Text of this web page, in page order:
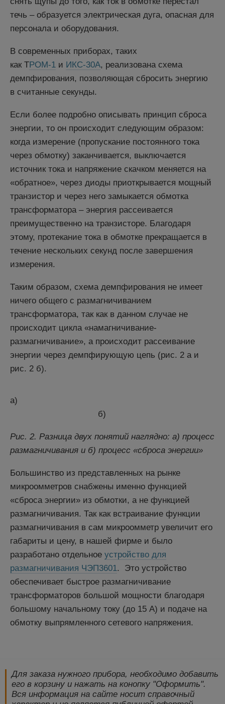
течь – образуется электрическая дуга, опасная для
персонала и оборудования.
В современных приборах, таких
как ТРОМ-1 и ИКС-30А, реализована схема
демпфирования, позволяющая сбросить энергию
в считанные секунды.
Если более подробно описывать принцип сброса
энергии, то он происходит следующим образом:
когда измерение (пропускание постоянного тока
через обмотку) заканчивается, выключается
источник тока и напряжение скачком меняется на
«обратное», через диоды приоткрывается мощный
транзистор и через него замыкается обмотка
трансформатора – энергия рассеивается
преимущественно на транзисторе. Благодаря
этому, протекание тока в обмотке прекращается в
течение нескольких секунд после завершения
измерения.
Таким образом, схема демпфирования не имеет
ничего общего с размагничиванием
трансформатора, так как в данном случае не
происходит цикла «намагничивание-
размагничивание», а происходит рассеивание
энергии через демпфирующую цепь (рис. 2 а и
рис. 2 б).
а)
б)
Рис. 2. Разница двух понятий наглядно: а) процесс
размагничивания и б) процесс «сброса энергии»
Большинство из представленных на рынке
микроомметров снабжены именно функцией
«сброса энергии» из обмотки, а не функцией
размагничивания. Так как встраивание функции
размагничивания в сам микроомметр увеличит его
габариты и цену, в нашей фирме и было
разработано отдельное устройство для
размагничивания ЧЭП3601. Это устройство
обеспечивает быстрое размагничивание
трансформаторов большой мощности благодаря
большому начальному току (до 15 А) и подаче на
обмотку выпрямленного сетевого напряжения.
Для заказа нужного прибора, необходимо добавить
его в корзину и нажать на конопку "Оформить".
Вся информация на сайте носит справочный